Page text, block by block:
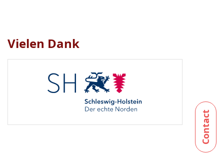
Vielen Dank
Logo1bis1von1sichtbar.